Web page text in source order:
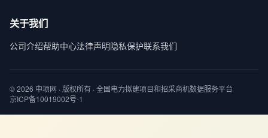
关于我们
公司介绍帮助中心法律声明隐私保护联系我们
© 2026 中项网 · 版权所有 · 全国电力拟建项目和招采商机数据服务平台
京ICP备10019002号-1